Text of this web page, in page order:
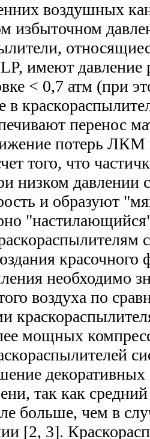
воздушных
имеют давление
< 0,7 атм (при
в
перенос
потерь ЛКМ
того, что
низком давлении
и образуют
красочного
необходимо
воздуха по
мощных
так как
больше, чем в
[2, 3].